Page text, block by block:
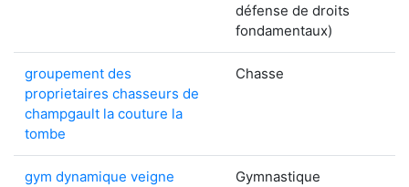
défense de droits
fondamentaux)
groupement des
proprietaires chasseurs de
champgault la couture la
tombe
Chasse
gym dynamique veigne
Gymnastique